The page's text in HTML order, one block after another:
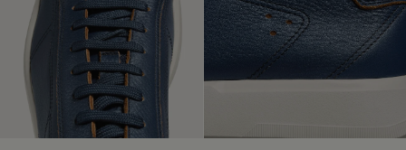
벨루티는 지속 가능한 재활용 소재로 제작된 친환경 패키지 사
용을 우선시하며, 화석 연료를 기반으로 하는 플라스틱 사용은
지양하고 있습니다.
벨루티의 약속 알아보기
수선 가능 여부
슈메이커이자 복원 기술의 명장이었던 알레산드로 벨루티
(Alessandro Berluti)의 전통을 이어받은 벨루티는 제품의 가치
를 영원히 지속시키는 복원 기술에 특별한 의미를 부여합니다.
벨루티에서는 모든 슈즈, 레더 컬렉션, 레디 투 웨어를 아우르는